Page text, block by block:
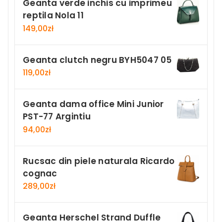
Geanta verde inchis cu imprimeu
reptila Nola 11
149,00zł
Geanta clutch negru BYH5047 05
119,00zł
Geanta dama office Mini Junior
PST-77 Argintiu
94,00zł
Rucsac din piele naturala Ricardo
cognac
289,00zł
Geanta Herschel Strand Duffle